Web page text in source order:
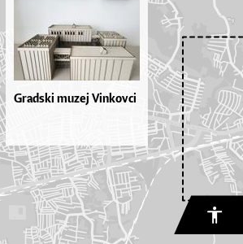
Gradski muzej Vinkovci